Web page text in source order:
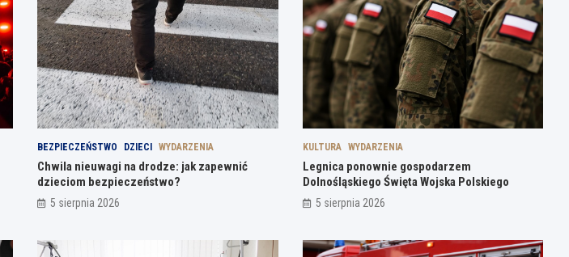
BEZPIECZEŃSTWO DZIECI WYDARZENIA
Chwila nieuwagi na drodze: jak zapewnić
dzieciom bezpieczeństwo?
5 sierpnia 2026
KULTURA WYDARZENIA
Legnica ponownie gospodarzem
Dolnośląskiego Święta Wojska Polskiego
5 sierpnia 2026